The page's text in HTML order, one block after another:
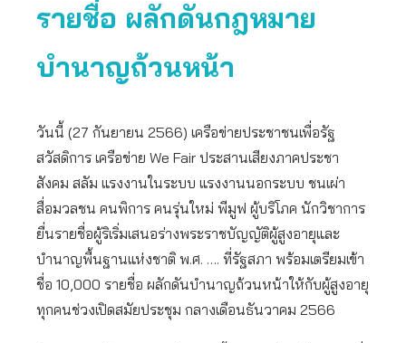
รายชื่อ ผลักดันกฎหมาย
บำนาญถ้วนหน้า
วันนี้ (27 กันยายน 2566) เครือข่ายประชาชนเพื่อรัฐ
สวัสดิการ เครือข่าย We Fair ประสานเสียงภาคประชา
สังคม สลัม แรงงานในระบบ แรงงานนอกระบบ ชนเผ่า
สื่อมวลชน คนพิการ คนรุ่นใหม่ พีมูฟ ผู้บริโภค นักวิชาการ
ยื่นรายชื่อผู้ริเริ่มเสนอร่างพระราชบัญญัติผู้สูงอายุและ
บำนาญพื้นฐานแห่งชาติ พ.ศ. …. ที่รัฐสภา พร้อมเตรียมเข้า
ชื่อ 10,000 รายชื่อ ผลักดันบำนาญถ้วนหน้าให้กับผู้สูงอายุ
ทุกคนช่วงเปิดสมัยประชุม กลางเดือนธันวาคม 2566